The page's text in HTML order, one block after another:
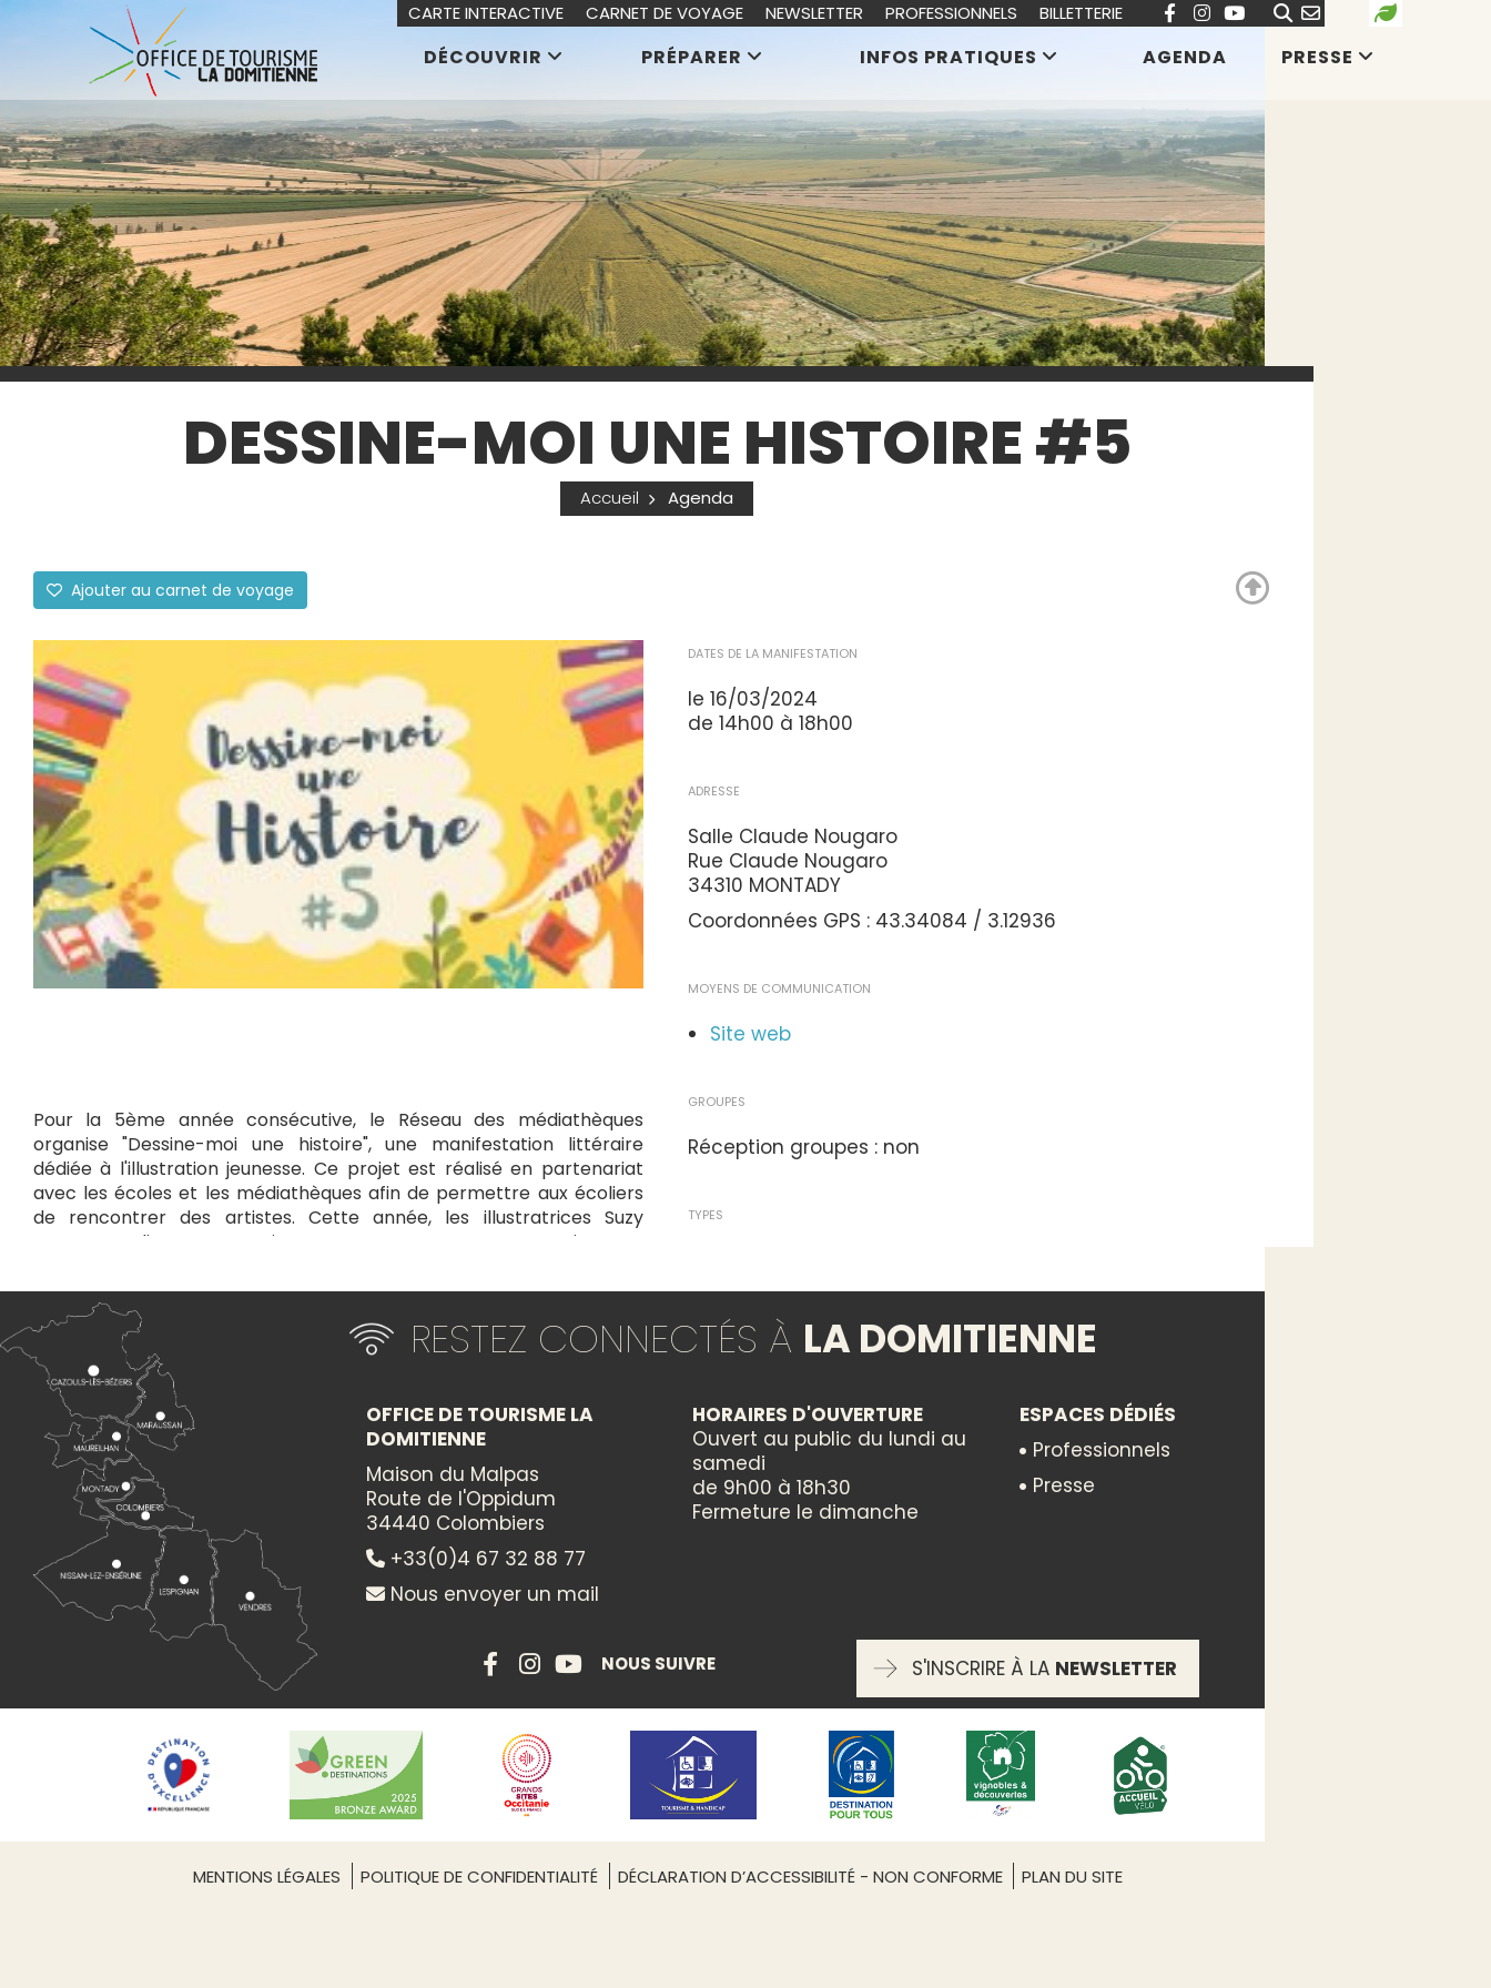
DESSINE-MOI UNE HISTOIRE #5
Accueil Agenda
Ajouter au carnet de voyage
Pour la 5ème année consécutive, le Réseau des médiathèques
organise "Dessine-moi une histoire", une manifestation littéraire
dédiée à l'illustration jeunesse. Ce projet est réalisé en partenariat
avec les écoles et les médiathèques afin de permettre aux écoliers
de rencontrer des artistes. Cette année, les illustratrices Suzy
VERGEZ, Pauline COMIS, Louise DE CONTES et Sara GAVIOLI animeront
Lespignan, Maureilhan, Montady et Vendres. Gratuit sur inscription !
Programme de la journée :
14h : Ateliers enfants avec les illustratrices
" Nature de papier " avec Pauline Comis - dès 6 ans
Crée une illustration sur le thème de la nature en papiers découpés,
traces, jeu sur la transparence... Un joyeux mélange de différentes
techniques à découvrir ensemble.
" Création d'un petit livre leporello et d'un personnage articulé " avec
Louise de Contes - dès 6 ans
Crée un petit leporello (livre accordéon) en utilisant un modèle sur
lequel le personnage du livre évolue selon différentes scénettes.
" Quels bavards ces animaux ! " avec Sara Gavioli - dès 6 ans
Construis des cartes grâce à des passages guidés, pour arriver à
dessiner la tête d’un animal qui, à l’aide d’un astucieux pliage de
papier pop-up, peut bouger la bouche et enfin crier !
" Création d’une guirlande de poissons " avec Suzy Vergez - 6-10 ans
À partir du livre « Petit pêcheur grand appétit », crée une banque de
graphismes évoquant la mer. L’assemblage de motifs va permettre
DATES DE LA MANIFESTATION
le 16/03/2024
de 14h00 à 18h00
ADRESSE
Salle Claude Nougaro
Rue Claude Nougaro
34310 MONTADY
Coordonnées GPS : 43.34084 / 3.12936
MOYENS DE COMMUNICATION
Site web
GROUPES
Réception groupes : non
TYPES
THÈMES
CATÉGORIES
Culturelle
RÉSERVATION OBLIGATOIRE
oui
DÉCOUVRIR PRÉPARER INFOS PRATIQUES AGENDA PRESSE
CARTE INTERACTIVE CARNET DE VOYAGE NEWSLETTER PROFESSIONNELS BILLETTERIE
RESTEZ CONNECTÉS À LA DOMITIENNE
OFFICE DE TOURISME LA
DOMITIENNE
Maison du Malpas
Route de l'Oppidum
34440 Colombiers
+33(0)4 67 32 88 77
Nous envoyer un mail
HORAIRES D'OUVERTURE
Ouvert au public du lundi au
samedi
de 9h00 à 18h30
Fermeture le dimanche
ESPACES DÉDIÉS
Professionnels
Presse
NOUS SUIVRE S'INSCRIRE À LA NEWSLETTER
MENTIONS LÉGALES POLITIQUE DE CONFIDENTIALITÉ DÉCLARATION D’ACCESSIBILITÉ - NON CONFORME PLAN DU SITE